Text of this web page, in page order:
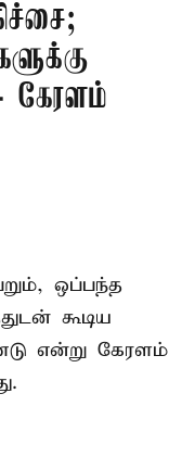
கேரளம்
ஒப்பந்த
கூடிய
என்று கேரளம்